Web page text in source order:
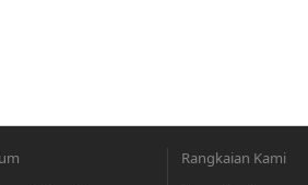
Rangkaian Kami